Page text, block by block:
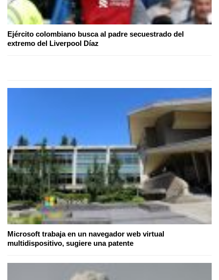
Ejército colombiano busca al padre secuestrado del
extremo del Liverpool Díaz
Microsoft trabaja en un navegador web virtual
multidispositivo, sugiere una patente